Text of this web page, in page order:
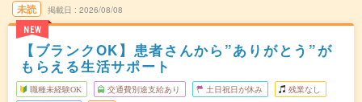
未読
NEW
掲載日 2026/08/08
【ブランクOK】患者さんから”ありがとう”が
もらえる生活サポート
職種未経験OK 交通費別途支給あり 土日祝日が休み 残業なし